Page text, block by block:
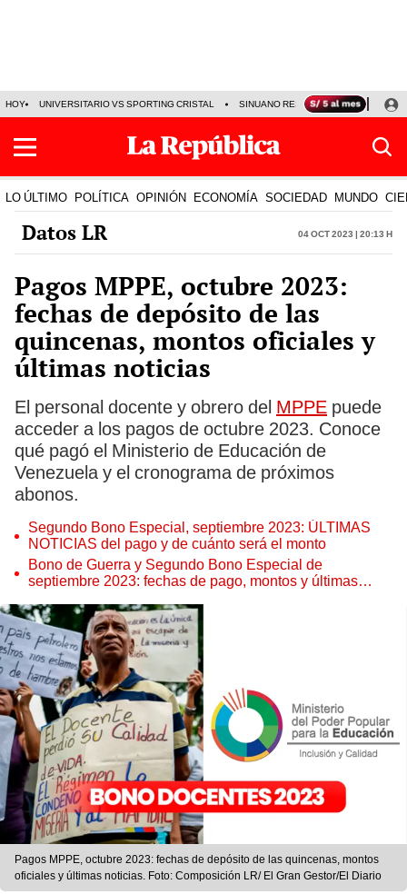
HOY UNIVERSITARIO VS SPORTING CRISTAL SINUANO RESULTADOS HOY
LO ÚLTIMO POLÍTICA OPINIÓN ECONOMÍA SOCIEDAD MUNDO
Datos LR 04 Oct 2023 | 20:13 h
Pagos MPPE, octubre 2023:
fechas de depósito de las
quincenas, montos oficiales y
últimas noticias
El personal docente y obrero del MPPE puede
acceder a los pagos de octubre 2023. Conoce
qué pagó el Ministerio de Educación de
Venezuela y el cronograma de próximos
abonos.
Segundo Bono Especial, septiembre 2023: ÚLTIMAS
NOTICIAS del pago y de cuánto será el monto
Bono de Guerra y Segundo Bono Especial de
septiembre 2023: fechas de pago, montos y últimas
Pagos MPPE, octubre 2023: fechas de depósito de las quincenas, montos
oficiales y últimas noticias. Foto: Composición LR/ El Gran Gestor/El Diario